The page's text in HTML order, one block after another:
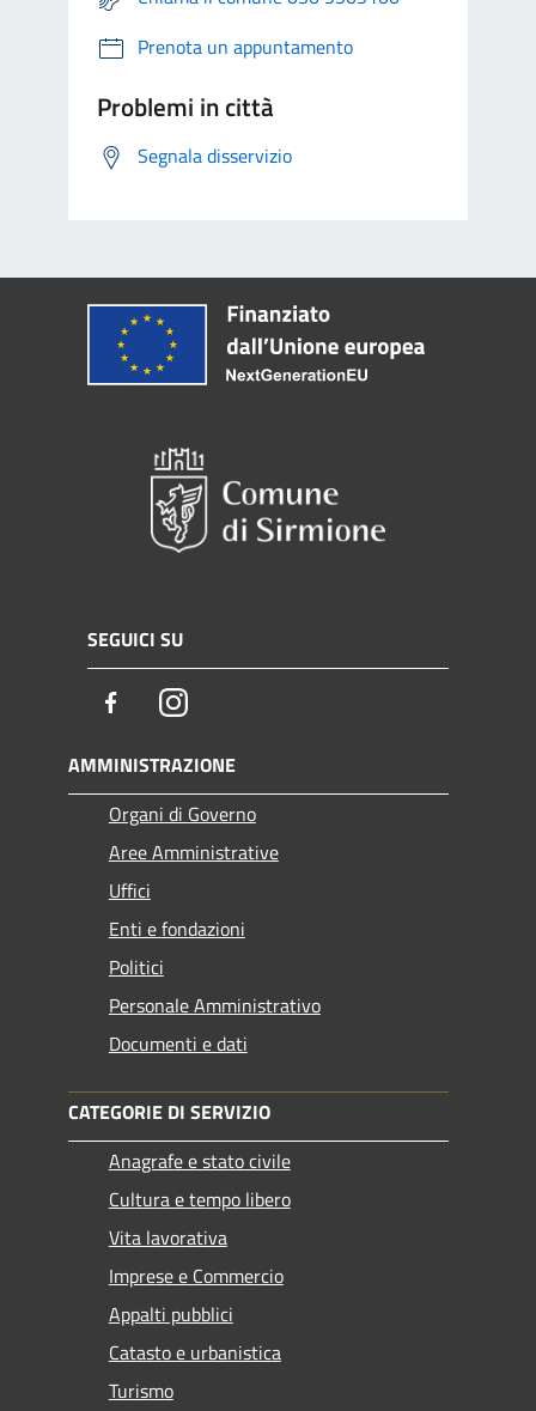
Prenota un appuntamento
Problemi in città
Segnala disservizio
SEGUICI SU
FacebookInstagram
AMMINISTRAZIONE
Organi di Governo
Aree Amministrative
Uffici
Enti e fondazioni
Politici
Personale Amministrativo
Documenti e dati
CATEGORIE DI SERVIZIO
Anagrafe e stato civile
Cultura e tempo libero
Vita lavorativa
Imprese e Commercio
Appalti pubblici
Catasto e urbanistica
Turismo